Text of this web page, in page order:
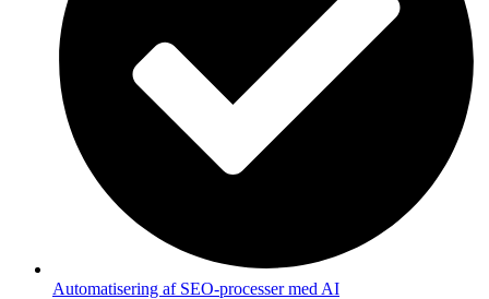
Automatisering af SEO-processer med AI